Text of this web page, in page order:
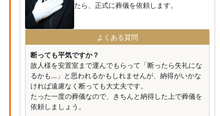
たら、正式に葬儀を依頼します。
よくある質問
断っても平気ですか？
故人様を安置室まで運んでもらって「断ったら失礼にな
るかも...」と思われるかもしれませんが、納得がいかな
ければ遠慮なく断っても大丈夫です。
たった一度の葬儀なので、きちんと納得した上で葬儀を
依頼しましょう。